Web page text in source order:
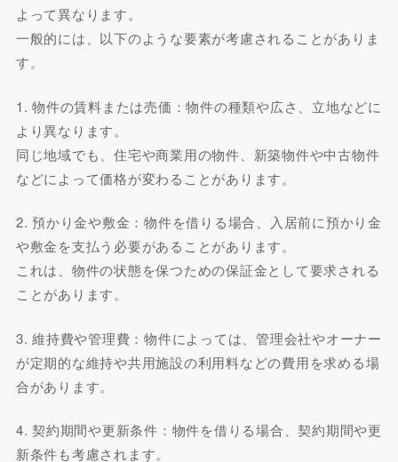
よって異なります。
一般的には、以下のような要素が考慮されることがありま
す。
1. 物件の賃料または売価：物件の種類や広さ、立地などに
より異なります。
同じ地域でも、住宅や商業用の物件、新築物件や中古物件
などによって価格が変わることがあります。
2. 預かり金や敷金：物件を借りる場合、入居前に預かり金
や敷金を支払う必要があることがあります。
これは、物件の状態を保つための保証金として要求される
ことがあります。
3. 維持費や管理費：物件によっては、管理会社やオーナー
が定期的な維持や共用施設の利用料などの費用を求める場
合があります。
4. 契約期間や更新条件：物件を借りる場合、契約期間や更
新条件も考慮されます。